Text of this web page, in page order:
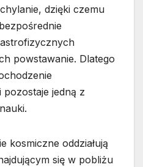
dzięki czemu
powstawanie. Dlatego
jedną z
kosmiczne oddziałują
się w pobliżu